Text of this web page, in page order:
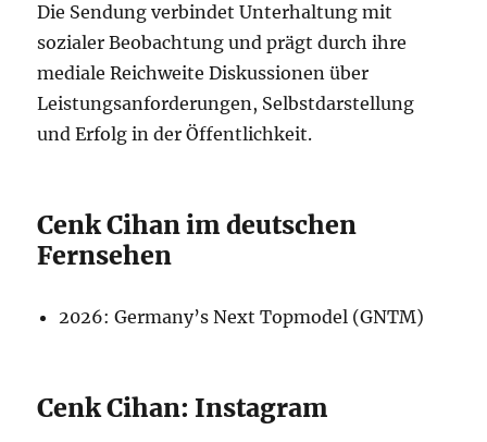
Die Sendung verbindet Unterhaltung mit
sozialer Beobachtung und prägt durch ihre
mediale Reichweite Diskussionen über
Leistungsanforderungen, Selbstdarstellung
und Erfolg in der Öffentlichkeit.
Cenk Cihan im deutschen
Fernsehen
2026: Germany’s Next Topmodel (GNTM)
Cenk Cihan: Instagram